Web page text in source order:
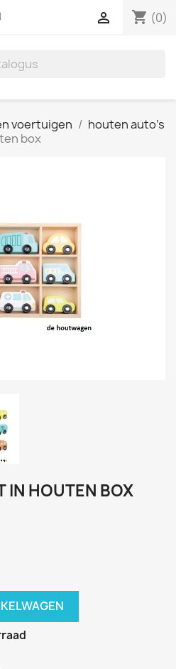
shopping_cart (0)

voertuigen
houten auto's
box
IN HOUTEN BOX